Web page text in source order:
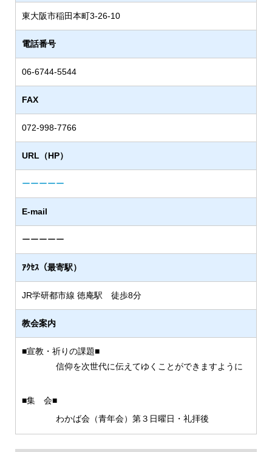
東大阪市稲田本町3-26-10
電話番号
06-6744-5544
FAX
072-998-7766
URL（HP）
ーーーーー
E-mail
ーーーーー
ｱｸｾｽ（最寄駅）
JR学研都市線 徳庵駅 徒歩8分
教会案内
■宣教・祈りの課題■
信仰を次世代に伝えてゆくことができますように
■集 会■
わかば会（青年会）第３日曜日・礼拝後